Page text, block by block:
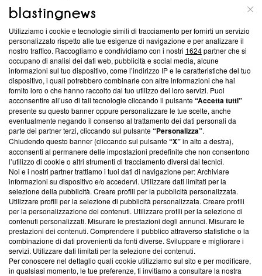
ABOUT
Questa sezione offre informazioni trasparenti su Blasting
News, sui nostri processi editoriali e su come ci impegniamo a
creare news di qualità. Inoltre, afferma la nostra aderenza a
‘Trust Project - News with Integrity’Blasting News non è
ancora membro del programma, ma ha richiesto di farne
parte; Trust Project non ha ancora effettuato una verifica di
conformità agli standard.
Su di noi
Team editoriale
Corporate
Redazione
Informativa Privacy
Cookie Policy
Blasting SA, IDI CHE-247.845.224, Via Carlo Frasca, 3 - 6900
Lugano (Svizzera) Tel:+39 0690258937
Utilizziamo i cookie e tecnologie simili di tracciamento per fornirti un servizio
personalizzato rispetto alle tue esigenze di navigazione e per analizzare il
nostro traffico. Raccogliamo e condividiamo con i nostri 1624partner che si
occupano di analisi dei dati web, pubblicità e social media, alcune
informazioni sul tuo dispositivo, come l’indirizzo IP e le caratteristiche del tuo
dispositivo, i quali potrebbero combinarle con altre informazioni che hai
fornito loro o che hanno raccolto dal tuo utilizzo dei loro servizi. Puoi
acconsentire all’uso di tali tecnologie cliccando il pulsante“Accetta tutti”
presente su questo banner oppure personalizzare le tue scelte, anche
eventualmente negando il consenso al trattamento dei dati personali da
parte dei partner terzi, cliccando sul pulsante“Personalizza”.
Chiudendo questo banner (cliccando sul pulsante“X”in alto a destra),
acconsenti al permanere delle impostazioni predefinite che non consentono
l’utilizzo di cookie o altri strumenti di tracciamento diversi dai tecnici.
Noi e i nostri partner trattiamo i tuoi dati di navigazione per: Archiviare
informazioni su dispositivo e/o accedervi. Utilizzare dati limitati per la
selezione della pubblicità. Creare profili per la pubblicità personalizzata.
Utilizzare profili per la selezione di pubblicità personalizzata. Creare profili
per la personalizzazione dei contenuti. Utilizzare profili per la selezione di
contenuti personalizzati. Misurare le prestazioni degli annunci. Misurare le
prestazioni dei contenuti. Comprendere il pubblico attraverso statistiche o la
combinazione di dati provenienti da fonti diverse. Sviluppare e migliorare i
servizi. Utilizzare dati limitati per la selezione dei contenuti.
Per conoscere nel dettaglio quali cookie utilizziamo sul sito e per modificare,
in qualsiasi momento, le tue preferenze, ti invitiamo a consultare la nostra